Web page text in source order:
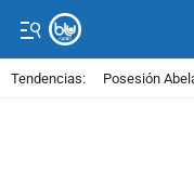
Tendencias: Posesión